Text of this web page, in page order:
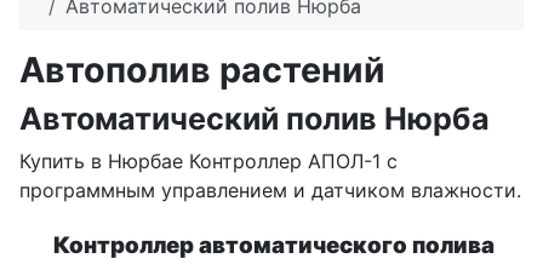
Автоматический полив Нюрба
Автополив растений
Автоматический полив Нюрба
Купить в Нюрбае Контроллер АПОЛ-1 с
программным управлением и датчиком влажности.
Контроллер автоматического полива